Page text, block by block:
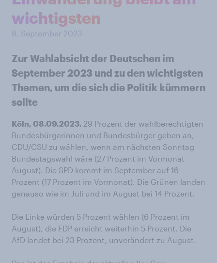
wichtigsten
8. September 2023
Zur Wahlabsicht der Deutschen im
September 2023 und zu den wichtigsten
Themen, um die sich die Politik kümmern
sollte
Köln, 08.09.2023. 29 Prozent der wahlberechtigten
Bundesbürgerinnen und Bundesbürger geben an,
CDU/CSU zu wählen, wenn am nächsten Sonntag
Bundestagswahl wäre (27 Prozent im Vormonat
August). Die SPD kommt im September auf 16
Prozent (17 Prozent im Vormonat). Die Grünen landen
genauso wie im Juli und im August bei 14 Prozent.
Die Linke würden 5 Prozent wählen (6 Prozent im
August), die FDP erreicht weiterhin 5 Prozent. Die
AfD landet bei 23 Prozent, unverändert zu August.